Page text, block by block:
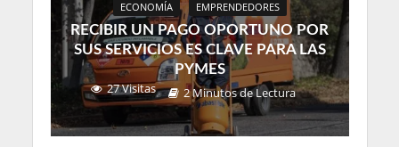
ECONOMÍA EMPRENDEDORES
RECIBIR UN PAGO OPORTUNO POR
SUS SERVICIOS ES CLAVE PARA LAS
PYMES
27 Visitas
2 Minutos de Lectura